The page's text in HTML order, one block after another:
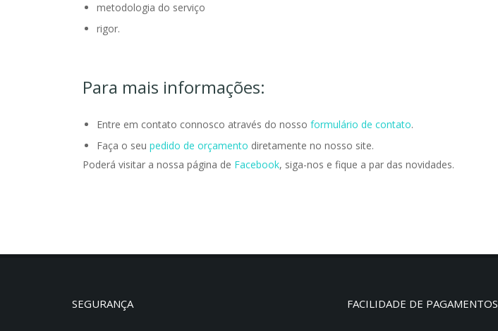
metodologia do serviço
rigor.
Para mais informações:
Entre em contato connosco através do nosso formulário de contato.
Faça o seu pedido de orçamento diretamente no nosso site.
Poderá visitar a nossa página de Facebook, siga-nos e fique a par das novidades.
SEGURANÇA FACILIDADE DE PAGAMENTOS